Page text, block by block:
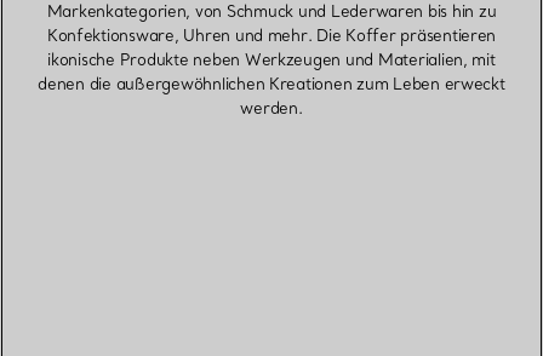
Markenkategorien, von Schmuck und Lederwaren bis hin zu
Konfektionsware, Uhren und mehr. Die Koffer präsentieren
ikonische Produkte neben Werkzeugen und Materialien, mit
denen die außergewöhnlichen Kreationen zum Leben erweckt
werden.